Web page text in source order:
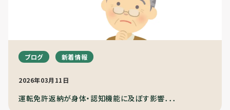
個人情報保護方針
利用までの流れ
ブログ 新着情報
2026年03月11日
運転免許返納が身体・認知機能に及ぼす影響．．．